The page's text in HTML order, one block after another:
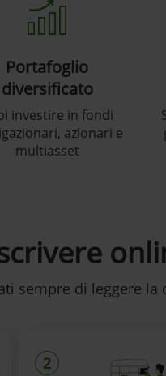
Portafoglio
diversificato
investire in fondi
azionari e
multiasset
sempre di leggere
2